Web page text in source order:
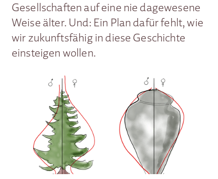
Gesellschaften auf eine nie dagewesene
Weise älter. Und: Ein Plan dafür fehlt, wie
wir zukunftsfähig in diese Geschichte
einsteigen wollen.